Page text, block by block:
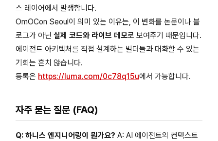
스 레이어에서 발생합니다.
OmOCon Seoul이 의미 있는 이유는, 이 변화를 논문이나 블
로그가 아닌 실제 코드와 라이브 데모로 보여주기 때문입니다.
에이전트 아키텍처를 직접 설계하는 빌더들과 대화할 수 있는
기회는 흔치 않습니다.
등록은 https://luma.com/0c78q15u에서 가능합니다.
자주 묻는 질문 (FAQ)
Q: 하니스 엔지니어링이 뭔가요? A: AI 에이전트의 컨텍스트